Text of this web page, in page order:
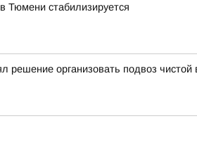
Тюмени стабилизируется
решение организовать подвоз